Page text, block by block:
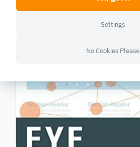
Settings
No Cookies Please